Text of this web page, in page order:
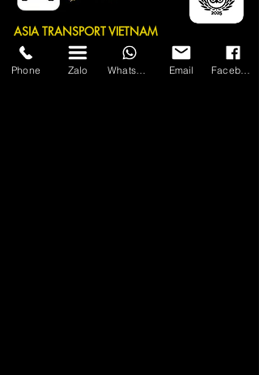
ASIA TRANSPORT VIETNAM
🏛 Hanoi Office: 80B Nguyen Van Cu Street, Long
Phone Zalo Email